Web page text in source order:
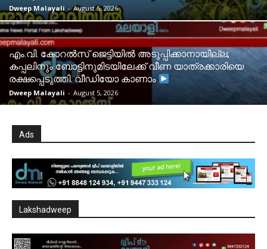
Dweep Malayali - August 5, 2026
​എം.വി. കോറൽസ് ജെട്ടിയിൽ അടുപ്പിക്കാനായില്ല;
കപ്പലിനും ബോട്ടിനുമിടയിലേക്ക് വീണ യാത്രക്കാരിയെ
രക്ഷപ്പെടുത്തി. വീഡിയോ കാണാം
Dweep Malayali - August 5, 2026
Ads
Lakshadweep